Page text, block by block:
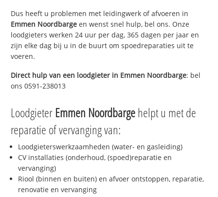
Dus heeft u problemen met leidingwerk of afvoeren in
Emmen Noordbarge en wenst snel hulp, bel ons. Onze
loodgieters werken 24 uur per dag, 365 dagen per jaar en
zijn elke dag bij u in de buurt om spoedreparaties uit te
voeren.
Direct hulp van een loodgieter in Emmen Noordbarge: bel
ons 0591-238013
Loodgieter Emmen Noordbargehelpt u met de
reparatie of vervanging van:
Loodgieterswerkzaamheden (water- en gasleiding)
CV installaties (onderhoud, (spoed)reparatie en
vervanging)
Riool (binnen en buiten) en afvoer ontstoppen, reparatie,
renovatie en vervanging